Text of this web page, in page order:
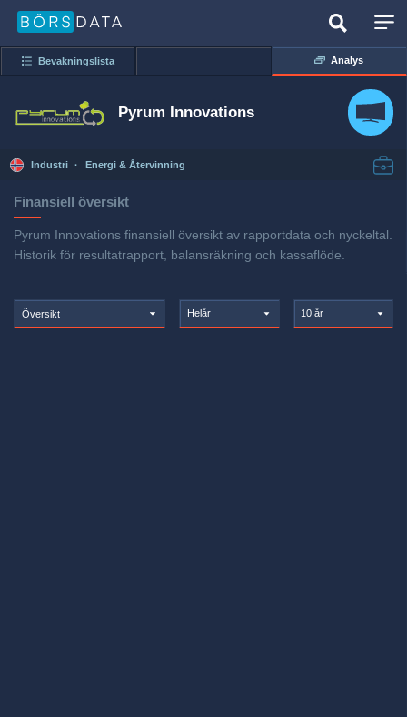
Bevakningslista Analys
Pyrum Innovations
Industri · Energi & Återvinning
Finansiell översikt
Pyrum Innovations finansiell översikt av rapportdata och nyckeltal.
Historik för resultatrapport, balansräkning och kassaflöde.
Översikt Helår 10 år